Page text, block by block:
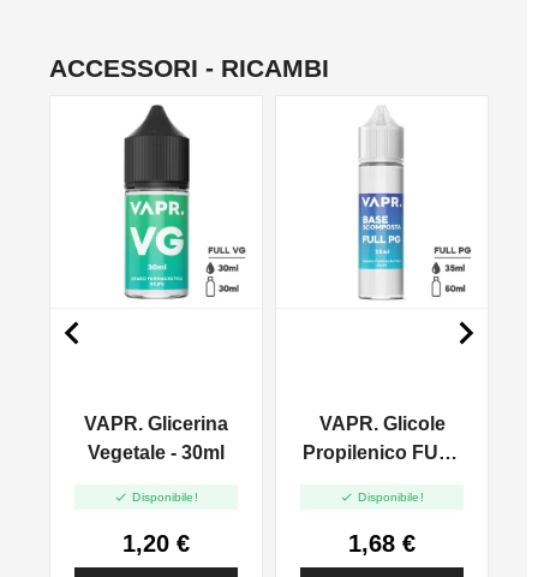
ACCESSORI - RICAMBI
VAPR. Glicerina
Vegetale - 30ml
 Disponibile!
1,20 €
VAPR. Glicole
Propilenico FULL
 Disponibile!
1,68 €
 